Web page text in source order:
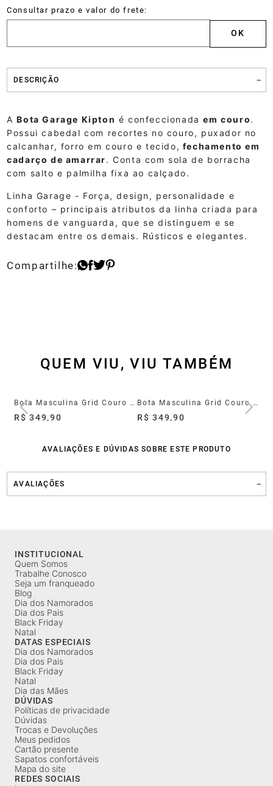
DESCRIÇÃO
ABota Garage Kipton é confeccionadaem couro.
Possui cabedal com recortes no couro, puxador no
calcanhar, forro em couro e tecido, fechamento em
cadarço de amarrar. Conta com sola de borracha
com salto e palmilha fixa ao calçado.
Linha Garage - Força, design, personalidade e
conforto – principais atributos da linha criada para
homens de vanguarda, que se distinguem e se
destacam entre os demais. Rústicos e elegantes.
QUEM VIU, VIU TAMBÉM
Bota Masculina Grid Couro Marrom
R$ 349,90
Bota Masculina Grid Couro Preto
R$ 349,90
AVALIAÇÕES E DÚVIDAS SOBRE ESTE PRODUTO
AVALIAÇÕES
INSTITUCIONAL
Quem Somos
Trabalhe Conosco
Seja um franqueado
Blog
Dia dos Namorados
Dia dos Pais
Black Friday
Natal
DATAS ESPECIAIS
Dia dos Namorados
Dia dos Pais
Black Friday
Natal
Dia das Mães
DÚVIDAS
Políticas de privacidade
Dúvidas
Trocas e Devoluções
Meus pedidos
Cartão presente
Sapatos confortáveis
Mapa do site
REDES SOCIAIS